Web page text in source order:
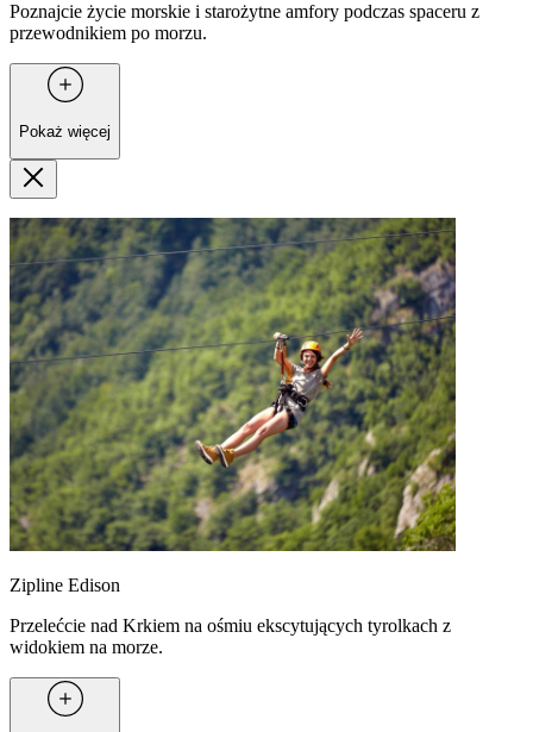
Poznajcie życie morskie i starożytne amfory podczas spaceru z
przewodnikiem po morzu.
Pokaż więcej
Zipline Edison
Przelećcie nad Krkiem na ośmiu ekscytujących tyrolkach z
widokiem na morze.